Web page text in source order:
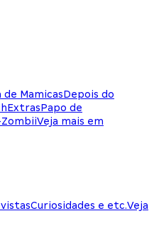
de MamicasDepois do
ExtrasPapo de
Veja mais em
Curiosidades e etc.Veja